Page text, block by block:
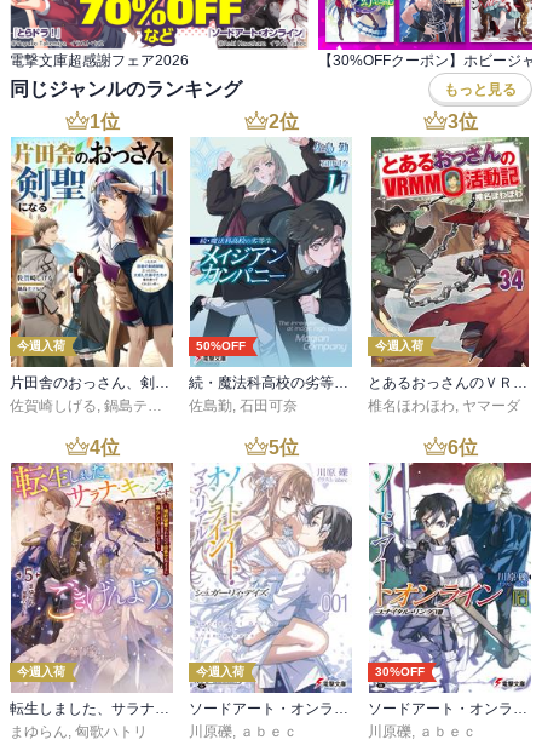
電撃文庫超感謝フェア2026
同じジャンルのランキング もっと見る
1位
今週入荷
片田舎のおっさん、剣聖になる 11 ～ただの田舎の剣術師範だったのに、大成した弟子たちが俺を放ってくれない件～
佐賀崎しげる, 鍋島テツヒロ
2位
50%OFF
続・魔法科高校の劣等生 メイジアン・カンパニー(11)
佐島勤, 石田可奈
3位
今週入荷
とあるおっさんのＶＲＭＭＯ活動記34
椎名ほわほわ, ヤマーダ
4位
今週入荷
転生しました、サラナ・キンジェです。ごきげんよう。５ ～婚約破棄されたので田舎で気ままに暮らしたいと思います～【電子書店共通特典SS付】
まゆらん, 匈歌ハトリ
5位
今週入荷
ソードアート・オンライン マテリアル１ シュガーリィ・デイズ
川原礫, ａｂｅｃ
6位
30%OFF
ソードアート・オンライン29 ユナイタル・リングVIII
川原礫, ａｂｅｃ